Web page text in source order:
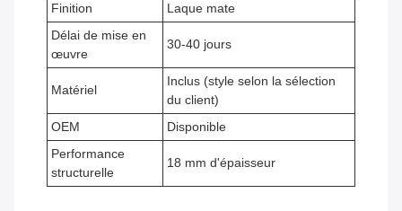
Finition
Laque mate
Délai de mise en
œuvre
30-40 jours
Matériel
Inclus (style selon la sélection
du client)
OEM
Disponible
Performance
structurelle
18 mm d'épaisseur